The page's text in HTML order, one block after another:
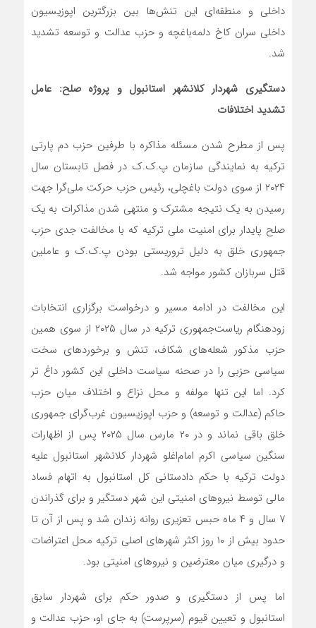
داخلی و منطقه‌ای این تنش‌ها بین بزرگترین اپوزیسیون
داخلی سران کاخ دلمه‌باغچه و حزب عدالت و توسعه تشدید
شد.
دستگیری شهردار کلانشهر استانبول و پروژه صلح: عامل
تشدید اختلافات
پس از مطرح شدن مسئله مذاکره با طرفین حزب دم پارتی
ترکیه به نمایندگی سازمان پ.ک.ک در فصل تابستان سال
۲۰۲۴ از سوی دولت باغچلی، رئیس حزب حرکت ملی‌گرا جهت
رسیدن به یک نتیجه مشترک و منتهی شدن مذاکرات به یک
صلح پایدار برای امنیت ملی ترکیه که با مخالفت جدی حزب
جمهوری خلق به دلیل تروریستی بودن پ.ک.ک و عاملین
قتل سربازان کشور مواجه شد.
این مخالفت در ادامه مسیر و درخواست برگزاری انتخابات
زودهنگام ریاست‌جمهوری ترکیه در سال ۲۰۲۵ از سوی همین
حزب مذکور شعله‌های شکاف، تنش و برخوردهای سخت
سیاسی حزبی را در صحنه سیاست داخلی این کشور داغ تر
کرد. اما این تنها مولفه و محل نزاع و اختلاف میان حزب
حاکم (عدالت و توسعه) و حزب اپوزیسیون غرب‌گرای جمهوری
خلق باقی نماند و در ۲۰ مارس سال ۲۰۲۵ پس از اظهارات
سنگین سیاسی اکرم امام‌اغلو شهردار کلانشهر استانبول علیه
دولت ترکیه با حکم دادستانی کل استانبول به اتهام فساد
مالی توسط نیروهای امنیتی این شهر دستگیر و برای گذراندن
۷ سال و ۴ ماه حبس تعزیری روانه زندان شد و پس از آن تا
حدود بیش از ۱۰ روز اکثر شهرهای اصلی ترکیه محل اعتراضات
و درگیری‌ میان معترضین و نیروهای امنیتی بود.
اما پس از دستگیری و صدور حکم برای شهردار سابق
استانبول و تعیین قیوم (سرپرست) به جای او، حزب عدالت و